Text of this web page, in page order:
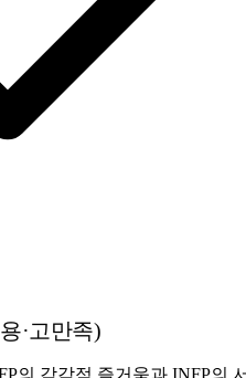
·고만족)
의 감각적 즐거움과 INFP의